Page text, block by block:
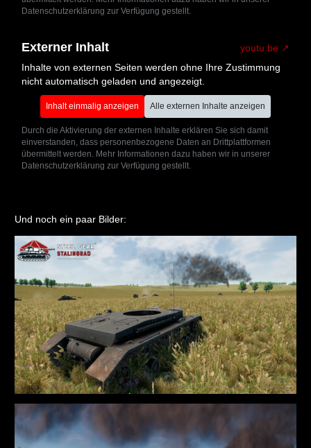
Datenschutzerklärung zur Verfügung gestellt.
Externer Inhalt
youtu.be
Inhalte von externen Seiten werden ohne Ihre Zustimmung
nicht automatisch geladen und angezeigt.
Inhalt einmalig anzeigen Alle externen Inhalte anzeigen
Durch die Aktivierung der externen Inhalte erklären Sie sich damit
einverstanden, dass personenbezogene Daten an Drittplattformen
übermittelt werden. Mehr Informationen dazu haben wir in unserer
Datenschutzerklärung zur Verfügung gestellt.
Und noch ein paar Bilder: